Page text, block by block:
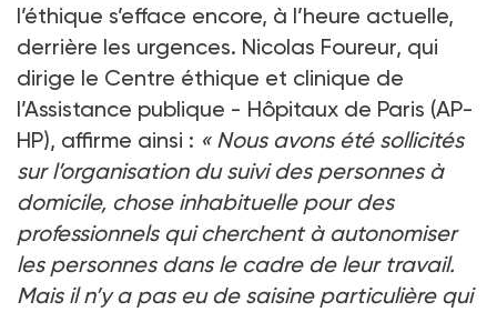
l’éthique s’efface encore, à l’heure actuelle,
derrière les urgences. Nicolas Foureur, qui
dirige le Centre éthique et clinique de
l’Assistance publique - Hôpitaux de Paris (AP-
HP), affirme ainsi : « Nous avons été sollicités
sur l’organisation du suivi des personnes à
domicile, chose inhabituelle pour des
professionnels qui cherchent à autonomiser
les personnes dans le cadre de leur travail.
Mais il n’y a pas eu de saisine particulière qui